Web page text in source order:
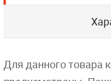
Для данного товара